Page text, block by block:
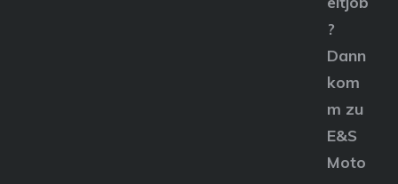
?
Dann
kom
m zu
E&S
Moto